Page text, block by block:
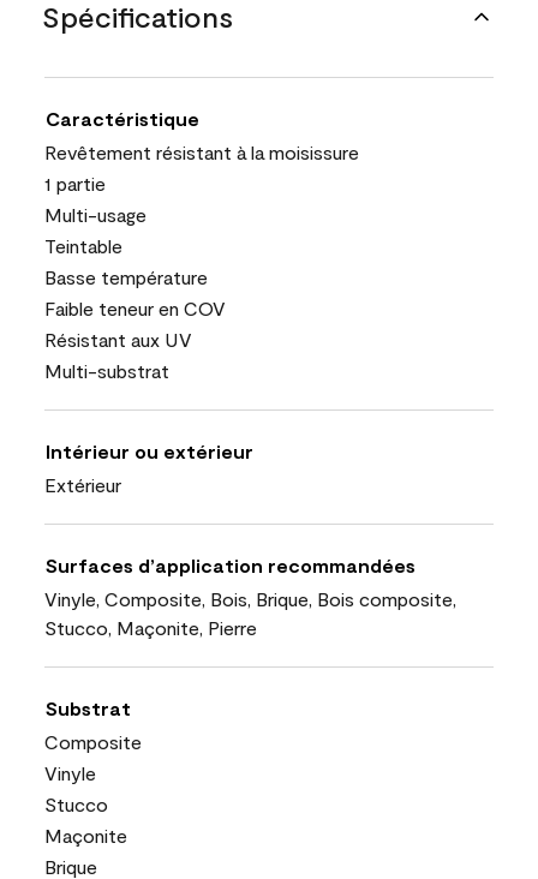
Spécifications
Caractéristique
Revêtement résistant à la moisissure
1 partie
Multi-usage
Teintable
Basse température
Faible teneur en COV
Résistant aux UV
Multi-substrat
Intérieur ou extérieur
Extérieur
Surfaces d’application recommandées
Vinyle, Composite, Bois, Brique, Bois composite,
Stucco, Maçonite, Pierre
Substrat
Composite
Vinyle
Stucco
Maçonite
Brique